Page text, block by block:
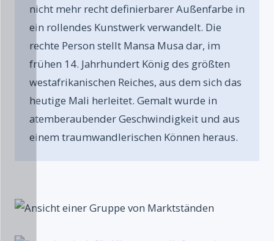
nicht mehr recht definierbarer Außenfarbe in
ein rollendes Kunstwerk verwandelt. Die
rechte Person stellt Mansa Musa dar, im
frühen 14. Jahrhundert König des größten
westafrikanischen Reiches, aus dem sich das
heutige Mali herleitet. Gemalt wurde in
atemberaubender Geschwindigkeit und aus
einem traumwandlerischen Können heraus.